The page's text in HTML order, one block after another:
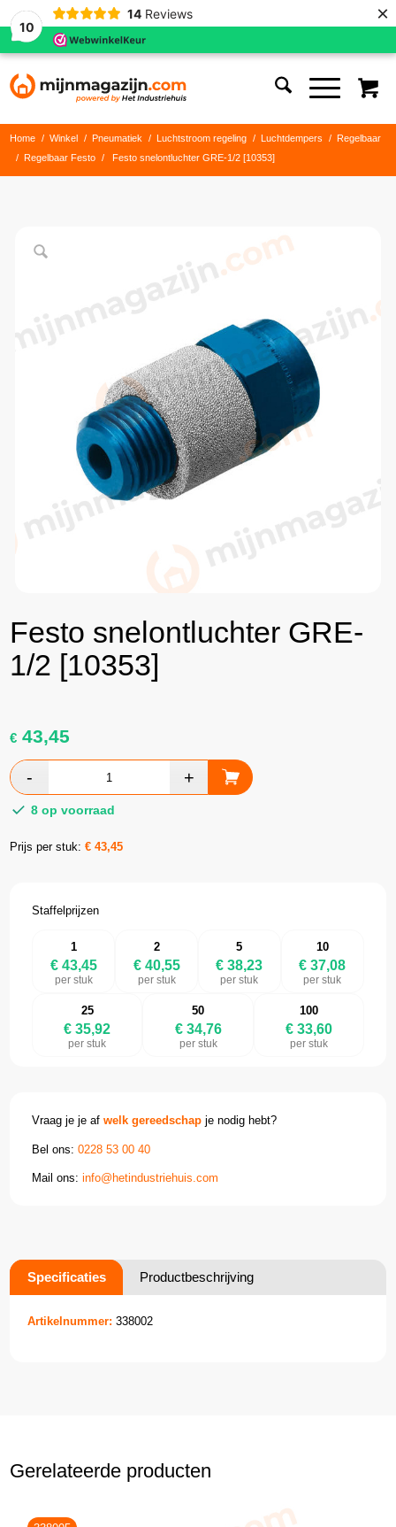
10
14 Reviews ×
Home / Winkel / Pneumatiek / Luchtstroom regeling / Luchtdempers / Regelbaar
/ Regelbaar Festo / Festo snelontluchter GRE-1/2 [10353]
Festo snelontluchter GRE-
1/2 [10353]
€ 43,45
8 op voorraad
Prijs per stuk:€43,45
Staffelprijzen
1
€ 43,45
per stuk
2
€ 40,55
per stuk
5
€ 38,23
per stuk
10
€ 37,08
per stuk
25
€ 35,92
per stuk
50
€ 34,76
per stuk
100
€ 33,60
per stuk
Vraag je je afwelk gereedschap je nodig hebt?
Bel ons:0228 53 00 40
Mail ons:info@hetindustriehuis.com
Specificaties Productbeschrijving
Artikelnummer: 338002
Gerelateerde producten